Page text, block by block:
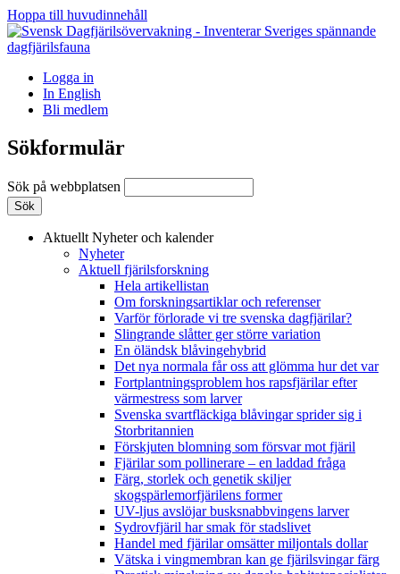
Hoppa till huvudinnehåll
Logga in
In English
Bli medlem
Sökformulär
Sök på webbplatsen
Aktuellt Nyheter och kalender
Nyheter
Aktuell fjärilsforskning
Hela artikellistan
Om forskningsartiklar och referenser
Varför förlorade vi tre svenska dagfjärilar?
Slingrande slåtter ger större variation
En öländsk blåvingehybrid
Det nya normala får oss att glömma hur det var
Fortplantningsproblem hos rapsfjärilar efter
värmestress som larver
Svenska svartfläckiga blåvingar sprider sig i
Storbritannien
Förskjuten blomning som försvar mot fjäril
Fjärilar som pollinerare – en laddad fråga
Färg, storlek och genetik skiljer
skogspärlemorfjärilens former
UV-ljus avslöjar busksnabbvingens larver
Sydrovfjäril har smak för stadslivet
Handel med fjärilar omsätter miljontals dollar
Vätska i vingmembran kan ge fjärilsvingar färg